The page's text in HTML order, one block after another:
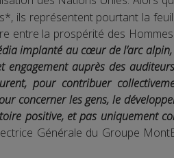
ils représentent pourtant la
entre la prospérité des
implanté au cœur de l’arc
engagement auprès des
pour contribuer
concerner les gens, le
positive, et pas uniquement
Générale du Groupe